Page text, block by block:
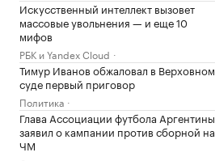
Искусственный интеллект вызовет
массовые увольнения — и еще 10
мифов
РБК и Yandex Cloud
Тимур Иванов обжаловал в Верховном
суде первый приговор
Политика
Глава Ассоциации футбола Аргентины
заявил о кампании против сборной на
ЧМ